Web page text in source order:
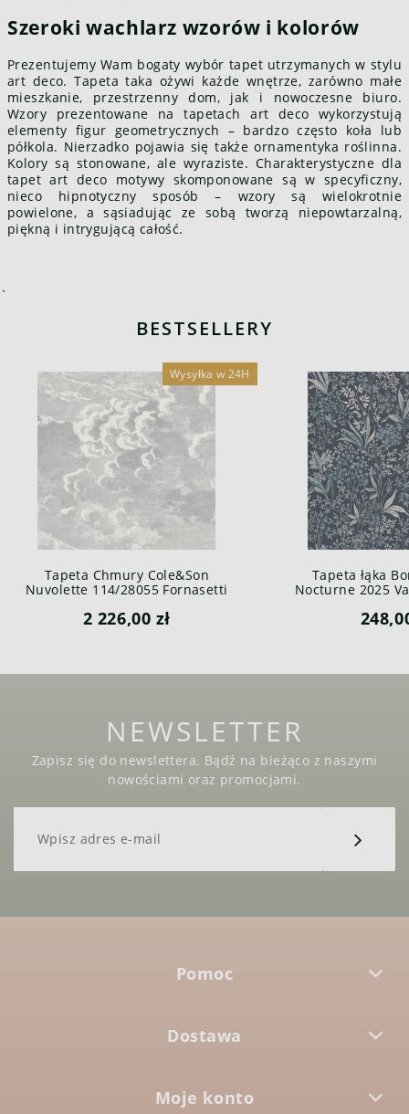
Szeroki wachlarz wzorów i kolorów
Prezentujemy Wam bogaty wybór tapet utrzymanych w stylu
art deco. Tapeta taka ożywi każde wnętrze, zarówno małe
mieszkanie, przestrzenny dom, jak i nowoczesne biuro.
Wzory prezentowane na tapetach art deco wykorzystują
elementy figur geometrycznych – bardzo często koła lub
półkola. Nierzadko pojawia się także ornamentyka roślinna.
Kolory są stonowane, ale wyraziste. Charakterystyczne dla
tapet art deco motywy skomponowane są w specyficzny,
nieco hipnotyczny sposób – wzory są wielokrotnie
powielone, a sąsiadując ze sobą tworzą niepowtarzalną,
piękną i intrygującą całość.
`
BESTSELLERY
Tapeta Chmury Cole&Son
Nuvolette 114/28055 Fornasetti
2 226,00 zł
Wysyłka w 24H
Tapeta łąka
Nocturne 2025
NEWSLETTER
Zapisz się do newslettera. Bądź na bieżąco z naszymi
nowościami oraz promocjami.
Pomoc
Dostawa
Moje konto